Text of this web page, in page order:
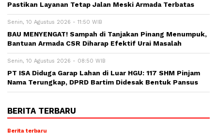
Pastikan Layanan Tetap Jalan Meski Armada Terbatas
Senin, 10 Agustus 2026 - 11:50 WIB
BAU MENYENGAT! Sampah di Tanjakan Pinang Menumpuk,
Bantuan Armada CSR Diharap Efektif Urai Masalah
Senin, 10 Agustus 2026 - 08:50 WIB
PT ISA Diduga Garap Lahan di Luar HGU: 117 SHM Pinjam
Nama Terungkap, DPRD Bartim Didesak Bentuk Pansus
BERITA TERBARU
Berita terbaru